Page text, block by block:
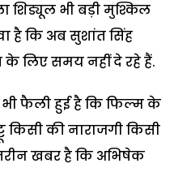
शिड्यूल भी बड़ी मुश्किल
है कि अब सुशांत सिंह
लिए समय नहीं दे रहे हैं.
फैली हुई है कि फिल्म के
किसी की नाराजगी किसी
खबर है कि अभिषेक